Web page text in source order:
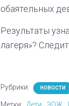
обаятельных
Результаты
лагеря»?
Рубрики: НОВОСТИ
Метки: Дети ЗОЖ